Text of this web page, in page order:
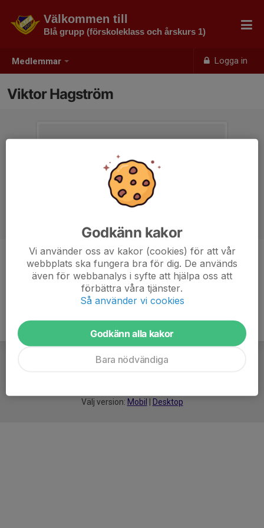
Medlemmar Logga in
Välkommen till
Blå grupp (förskoleklass och årskurs 1)
Viktor Hagström
Ålder 7 år
Välj version: Mobil Desktop
Godkänn kakor
Vi använder oss av kakor (cookies) för att vår
webbplats ska fungera bra för dig. De används
även för webbanalys i syfte att hjälpa oss att
förbättra våra tjänster.
Så använder vi cookies
Godkänn alla kakor
Bara nödvändiga